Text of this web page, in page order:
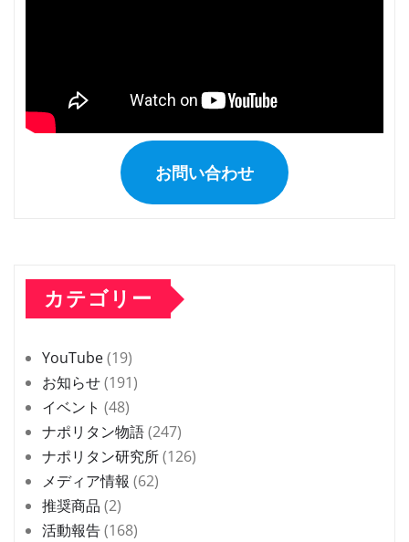
お問い合わせ
カテゴリー
YouTube(19)
お知らせ(191)
イベント (48)
ナポリタン物語(247)
ナポリタン研究所(126)
メディア情報 (62)
推奨商品 (2)
活動報告(168)